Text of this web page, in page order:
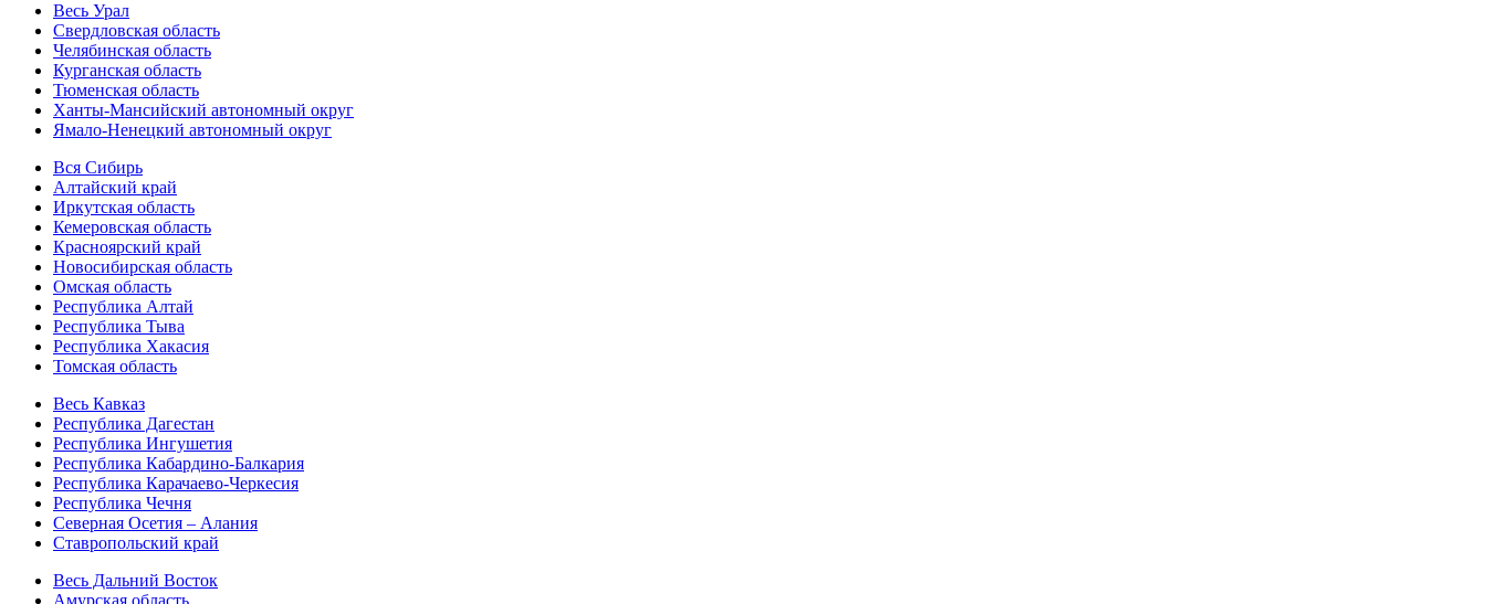
Весь Урал
Свердловская область
Челябинская область
Курганская область
Тюменская область
Ханты-Мансийский автономный округ
Ямало-Ненецкий автономный округ
Вся Сибирь
Алтайский край
Иркутская область
Кемеровская область
Красноярский край
Новосибирская область
Омская область
Республика Алтай
Республика Тыва
Республика Хакасия
Томская область
Весь Кавказ
Республика Дагестан
Республика Ингушетия
Республика Кабардино-Балкария
Республика Карачаево-Черкесия
Республика Чечня
Северная Осетия – Алания
Ставропольский край
Весь Дальний Восток
Амурская область